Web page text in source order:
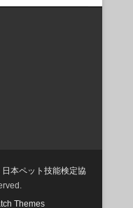
本ペット技能検定協
Themes